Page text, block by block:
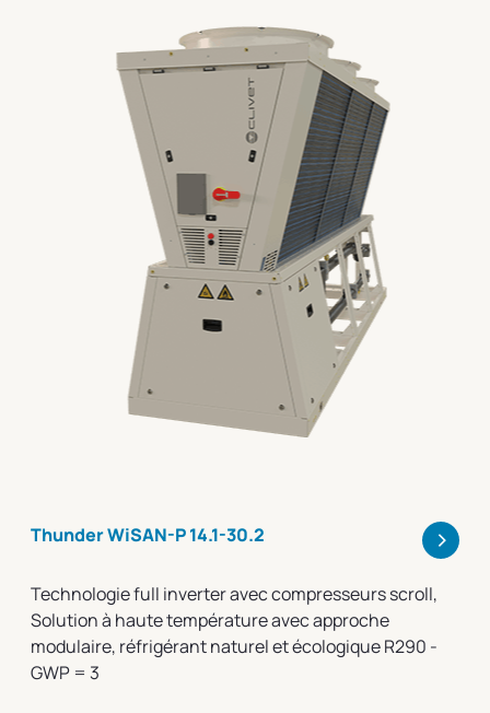
Thunder WiSAN-P 14.1-30.2 >
Technologie full inverter avec compresseurs scroll,
Solution à haute température avec approche
modulaire, réfrigérant naturel et écologique R290 -
GWP = 3